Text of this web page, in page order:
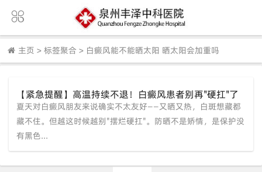
主页 > 标签聚合 > 白癜风能不能晒太阳 晒太阳会加重吗
【紧急提醒】高温持续不退！白癜风患者别再"硬扛"了
——这份夏日防护清单请收好
夏天对白癜风朋友来说确实不太友好——又晒又热，白斑想藏都
藏不住。但越这时候越别"摆烂硬扛"。防晒不是矫情，是保护没
有黑色...